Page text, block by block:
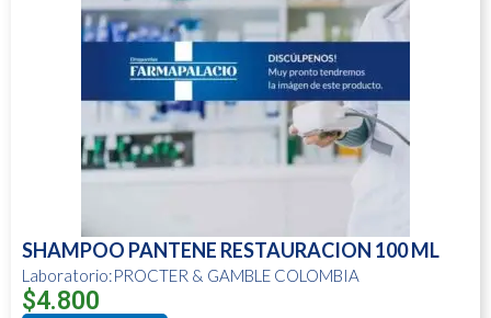
SHAMPOO PANTENE RESTAURACION 100 ML
Laboratorio:PROCTER & GAMBLE COLOMBIA
$4.800